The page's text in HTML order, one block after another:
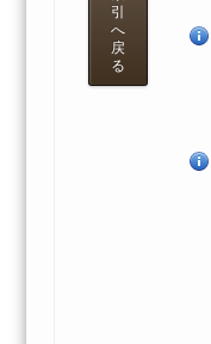
引
へ
戻
る